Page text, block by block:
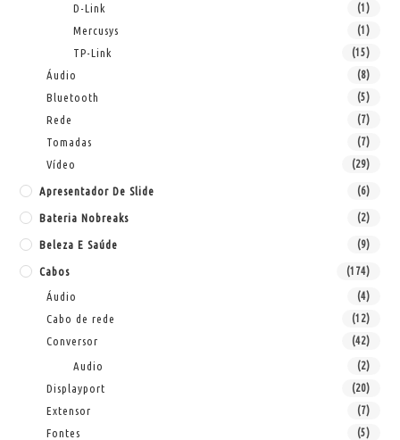
D-Link (1)
Mercusys (1)
TP-Link (15)
Áudio (8)
Bluetooth (5)
Rede (7)
Tomadas (7)
Vídeo (29)
Apresentador De Slide (6)
Bateria Nobreaks (2)
Beleza E Saúde (9)
Cabos (174)
Áudio (4)
Cabo de rede (12)
Conversor (42)
Audio (2)
Displayport (20)
Extensor (7)
Fontes (5)